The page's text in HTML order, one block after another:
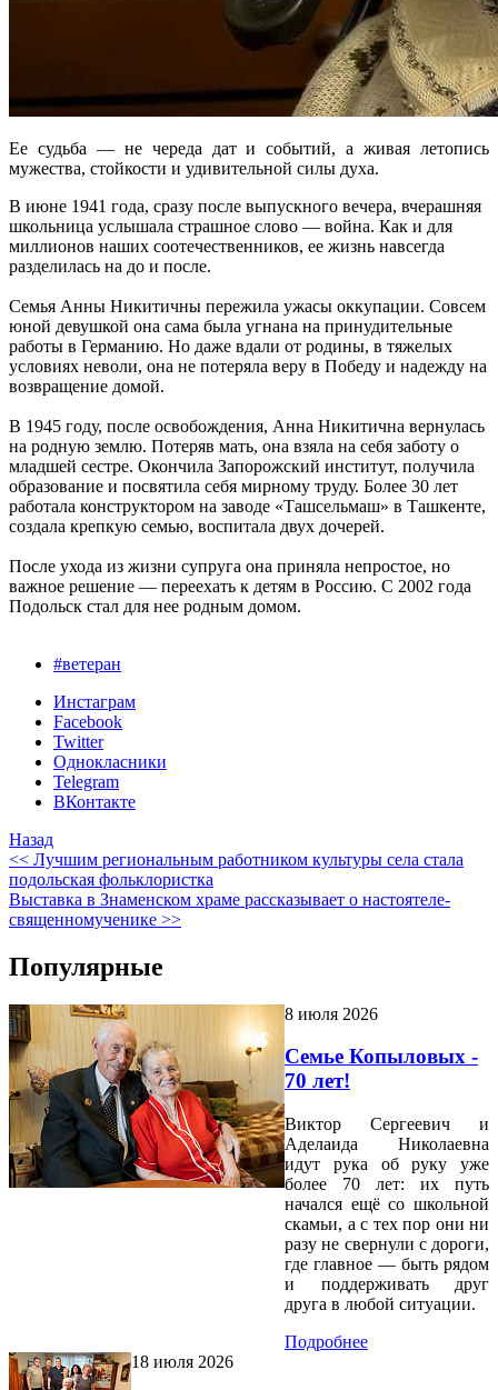
Ее судьба — не череда дат и событий, а живая летопись
мужества, стойкости и удивительной силы духа.
В июне 1941 года, сразу после выпускного вечера, вчерашняя
школьница услышала страшное слово — война. Как и для
миллионов наших соотечественников, ее жизнь навсегда
разделилась на до и после.
Семья Анны Никитичны пережила ужасы оккупации. Совсем
юной девушкой она сама была угнана на принудительные
работы в Германию. Но даже вдали от родины, в тяжелых
условиях неволи, она не потеряла веру в Победу и надежду на
возвращение домой.
В 1945 году, после освобождения, Анна Никитична вернулась
на родную землю. Потеряв мать, она взяла на себя заботу о
младшей сестре. Окончила Запорожский институт, получила
образование и посвятила себя мирному труду. Более 30 лет
работала конструктором на заводе «Ташсельмаш» в Ташкенте,
создала крепкую семью, воспитала двух дочерей.
После ухода из жизни супруга она приняла непростое, но
важное решение — переехать к детям в Россию. С 2002 года
Подольск стал для нее родным домом.
#ветеран
Инстаграм
Facebook
Twitter
Однокласники
Telegram
ВКонтакте
Назад
<< Лучшим региональным работником культуры села стала
подольская фольклористка
Выставка в Знаменском храме рассказывает о настоятеле-
священномученике >>
Популярные
8 июля 2026
Семье Копыловых -
70 лет!
Виктор Сергеевич и
Аделаида Николаевна
идут рука об руку уже
более 70 лет: их путь
начался ещё со школьной
скамьи, а с тех пор они ни
разу не свернули с дороги,
где главное — быть рядом
и поддерживать друг
друга в любой ситуации.
Подробнее
18 июля 2026